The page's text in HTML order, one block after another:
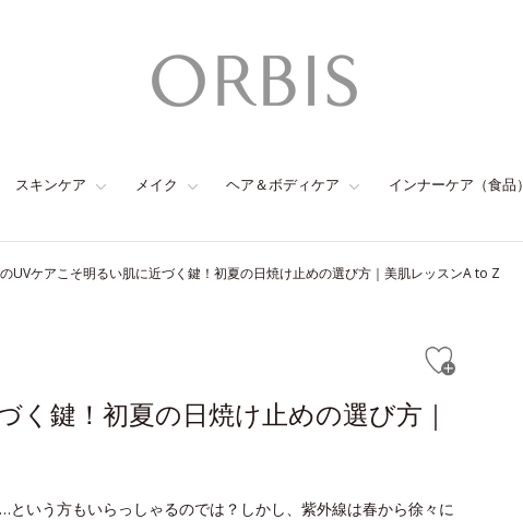
スキンケア メイク ヘア＆ボディケア インナーケア（食品）
UVケアこそ明るい肌に近づく鍵！初夏の日焼け止めの選び方｜美肌レッスンA to Z
く鍵！初夏の日焼け止めの選び方｜
という方もいらっしゃるのでは？しかし、紫外線は春から徐々に